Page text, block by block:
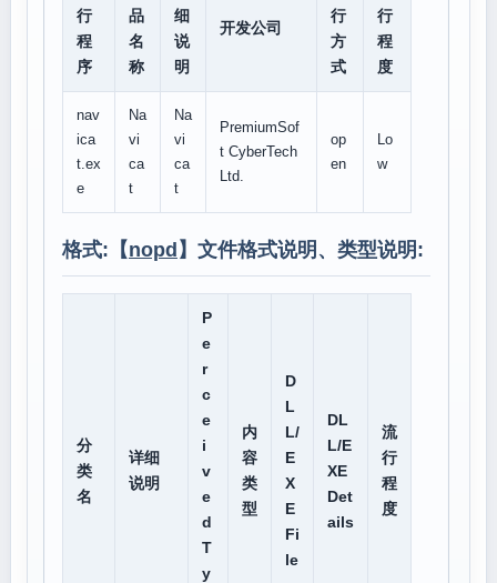
行
程
序
品
名
称
细
说
明
开发公司
行
方
式
行
程
度
nav
ica
t.ex
e
Na
vi
ca
t
Na
vi
ca
t
PremiumSof
t CyberTech
Ltd.
op
en
Lo
w
格式:【nopd 】文件格式说明、类型说明:
分
类
名
详细
说明
P
e
r
c
e
i
v
e
d
T
y
内
容
类
型
D
L
L/
E
X
E
Fi
le
DL
L/E
XE
Det
ails
流
行
程
度